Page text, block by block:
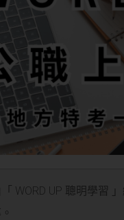
WORD UP 聰明學習